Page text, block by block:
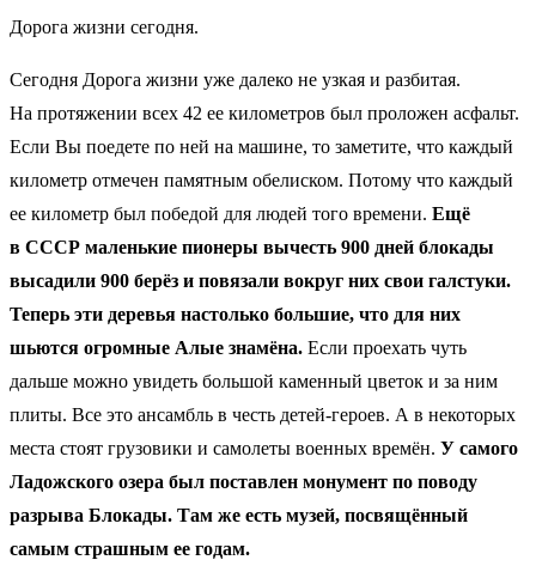
Дорога жизни сегодня.
Сегодня Дорога жизни уже далеко не узкая и разбитая.
На протяжении всех 42 ее километров был проложен асфальт.
Если Вы поедете по ней на машине, то заметите, что каждый
километр отмечен памятным обелиском. Потому что каждый
ее километр был победой для людей того времени. Ещё
в СССР маленькие пионеры вычесть 900 дней блокады
высадили 900 берёз и повязали вокруг них свои галстуки.
Теперь эти деревья настолько большие, что для них
шьются огромные Алые знамёна. Если проехать чуть
дальше можно увидеть большой каменный цветок и за ним
плиты. Все это ансамбль в честь детей-героев. А в некоторых
места стоят грузовики и самолеты военных времён. У самого
Ладожского озера был поставлен монумент по поводу
разрыва Блокады. Там же есть музей, посвящённый
самым страшным ее годам.